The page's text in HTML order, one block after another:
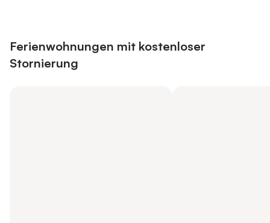
Ferienwohnungen mit kostenloser
Stornierung